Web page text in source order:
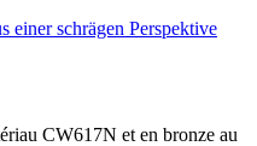
CW617N et en bronze au